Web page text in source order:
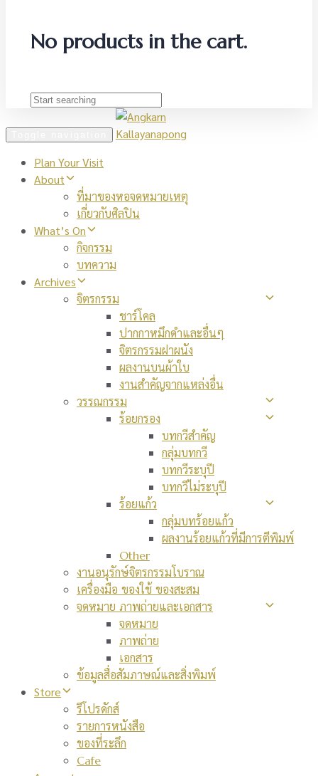
No products in the cart.
Plan Your Visit
About
ที่มาของหอจดหมายเหตุ
เกี่ยวกับศิลปิน
What’s On
กิจกรรม
บทความ
Archives
จิตรกรรม
ชาร์โคล
ปากกาหมึกดำและอื่นๆ
จิตรกรรมฝาผนัง
ผลงานบนผ้าใบ
งานสำคัญจากแหล่งอื่น
วรรณกรรม
ร้อยกรอง
บทกวีสำคัญ
กลุ่มบทกวี
บทกวีระบุปี
บทกวีไม่ระบุปี
ร้อยแก้ว
กลุ่มบทร้อยแก้ว
ผลงานร้อยแก้วที่มีการตีพิมพ์
Other
งานอนุรักษ์จิตรกรรมโบราณ
เครื่องมือ ของใช้ ของสะสม
จดหมาย ภาพถ่ายและเอกสาร
จดหมาย
ภาพถ่าย
เอกสาร
ข้อมูลสื่อสัมภาษณ์และสิ่งพิมพ์
Store
รีโปรดักส์
รายการหนังสือ
ของที่ระลึก
Cafe